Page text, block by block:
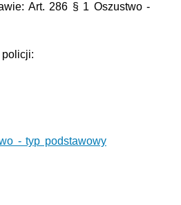
Art. 286 § 1 Oszustwo -
- typ podstawowy